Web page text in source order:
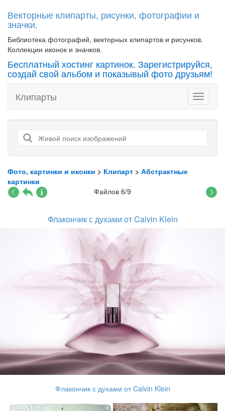
Векторные клипарты, рисунки, фотографии и
значки.
Библиотека фотографий, векторных клипартов и рисунков.
Коллекции иконок и значков.
Бесплатный хостинг картинок. Зарегистрируйся,
создай свой альбом и показывый фото друзьям!
Toggle
Клипарты
Фото, картинки и иконки > Клипарт > Абстрактные
картинки
Файлов 6/9
Флакончик с духами от Calvin Klein
Флакончик с духами от Calvin Klein